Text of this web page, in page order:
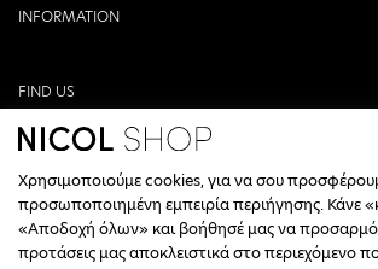
INFORMATION
FIND US
ANTONIOU KAMARA 3, VERIA, GREECE
+30 23310 76336
CALL CENTER HOURS
Χρησιμοποιούμε cookies, για να σου
προσωποποιημένη εμπειρία περιήγησης. Κάνε
«Αποδοχή όλων» και βοήθησέ μας να
προτάσεις μας αποκλειστικά στο περιεχόμενο